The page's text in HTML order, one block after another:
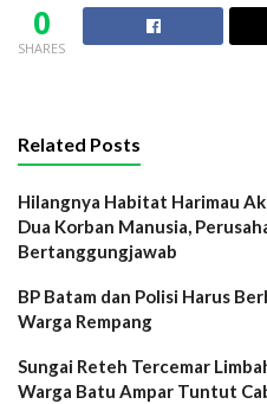
0
SHARES
Related Posts
Hilangnya Habitat Harimau
Dua Korban Manusia,
Bertanggungjawab
BP Batam dan Polisi Harus
Warga Rempang
Sungai Reteh Tercemar
Warga Batu Ampar Tuntut